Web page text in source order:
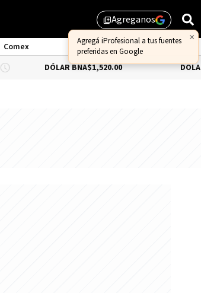
library_addAgreganos
×
Agregá iProfesional a tus fuentes
preferidas en Google
Comex
DÓLAR BNA $1,520.00 DÓLAR BLUE-